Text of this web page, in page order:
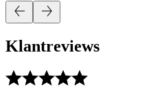
Klantreviews